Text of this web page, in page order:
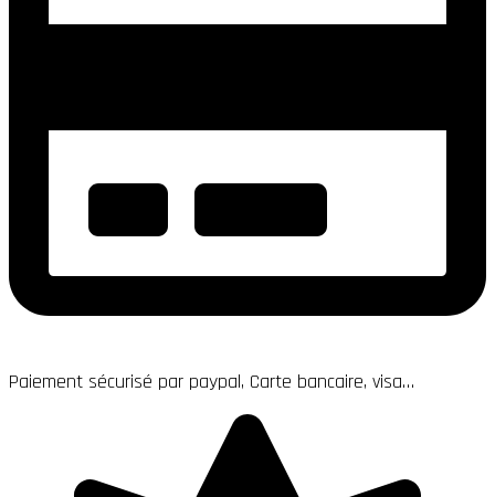
Paiement sécurisé par paypal, Carte bancaire, visa…